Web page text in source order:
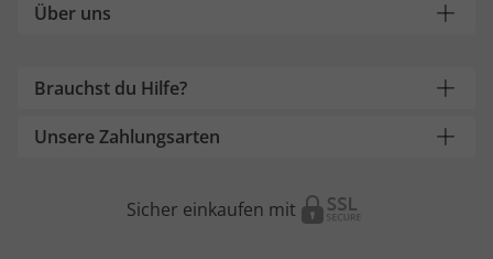
Über uns
Brauchst du Hilfe?
Unsere Zahlungsarten
Sicher einkaufen mit